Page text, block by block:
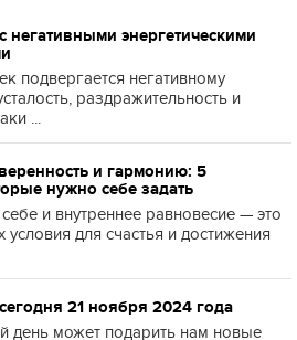
негативными энергетическими
подвергается негативному
раздражительность и
...
и гармонию: 5
нужно себе задать
и внутреннее равновесие — это
для счастья и достижения
21 ноября 2024 года
день может подарить нам новые